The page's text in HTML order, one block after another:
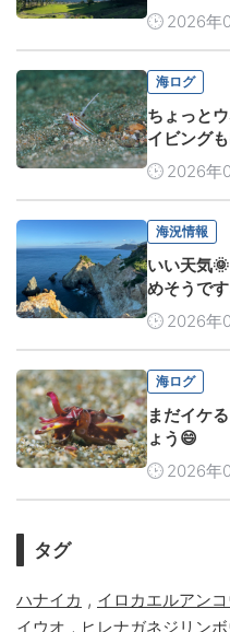
2026年
海ログ
ちょっと
イビング
2026年
海況情報
いい天気
めそうで
2026年
海ログ
まだイケ
ょう😄
2026年
タグ
ハナイカ , イロカエルアンコ
イウオ , ヒレナガネジリンボ